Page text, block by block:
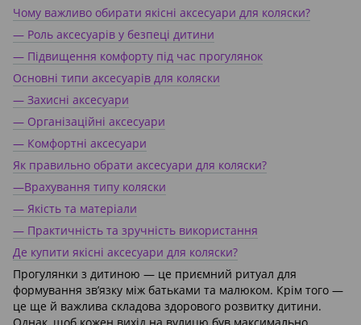
Чому важливо обирати якісні аксесуари для коляски?
— Роль аксесуарів у безпеці дитини
— Підвищення комфорту під час прогулянок
Основні типи аксесуарів для коляски
— Захисні аксесуари
— Організаційні аксесуари
— Комфортні аксесуари
Як правильно обрати аксесуари для коляски?
—Врахування типу коляски
— Якість та матеріали
— Практичність та зручність використання
Де купити якісні аксесуари для коляски?
Прогулянки з дитиною — це приємний ритуал для
формування зв’язку між батьками та малюком. Крім того —
це ще й важлива складова здорового розвитку дитини.